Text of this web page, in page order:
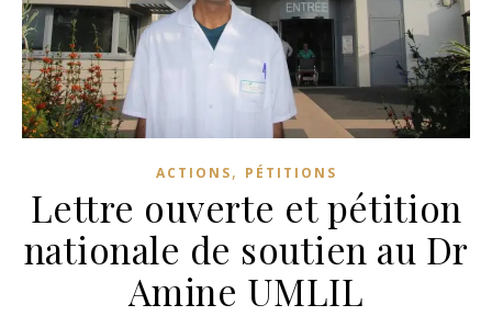
ACTIONS, PÉTITIONS
Lettre ouverte et pétition
nationale de soutien au Dr
Amine UMLIL